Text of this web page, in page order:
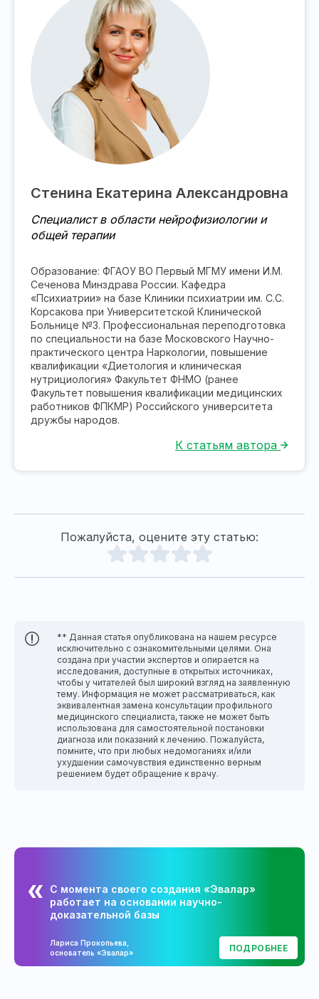
Стенина Екатерина Александровна
Специалист в области нейрофизиологии и
общей терапии
Образование: ФГАОУ ВО Первый МГМУ имени И.М.
Сеченова Минздрава России. Кафедра
«Психиатрии» на базе Клиники психиатрии им. С.С.
Корсакова при Университетской Клинической
Больнице №3. Профессиональная переподготовка
по специальности на базе Московского Научно-
практического центра Наркологии, повышение
квалификации «Диетология и клиническая
нутрициология» Факультет ФНМО (ранее
Факультет повышения квалификации медицинских
работников ФПКМР) Российского университета
дружбы народов.
К статьям автора
Пожалуйста, оцените эту статью:
** Данная статья опубликована на нашем ресурсе
исключительно с ознакомительными целями. Она
создана при участии экспертов и опирается на
исследования, доступные в открытых источниках,
чтобы у читателей был широкий взгляд на заявленную
тему. Информация не может рассматриваться, как
эквивалентная замена консультации профильного
медицинского специалиста, также не может быть
использована для самостоятельной постановки
диагноза или показаний к лечению. Пожалуйста,
помните, что при любых недомоганиях и/или
ухудшении самочувствия единственно верным
решением будет обращение к врачу.
С момента своего создания «Эвалар»
работает на основании научно-
доказательной базы
Лариса Прокопьева,
основатель «Эвалар»
ПОДРОБНЕЕ